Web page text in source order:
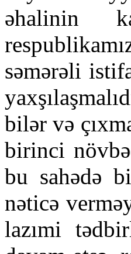
əhalinin
səmərəli
bilər və
birinci
bu sahədə
nəticə
lazımi